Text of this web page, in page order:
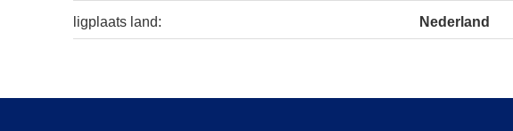
ligplaats land: Nederland